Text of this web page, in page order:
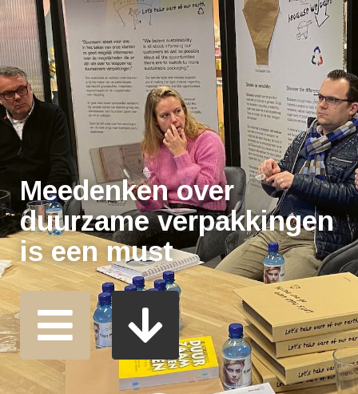
Meedenken over
duurzame verpakkingen
is een must